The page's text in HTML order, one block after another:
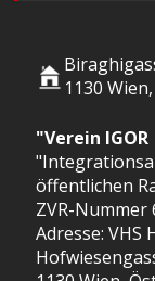
1130
"Verein IGOR
öffentlichen
ZVR-Nummer
Adresse: VHS